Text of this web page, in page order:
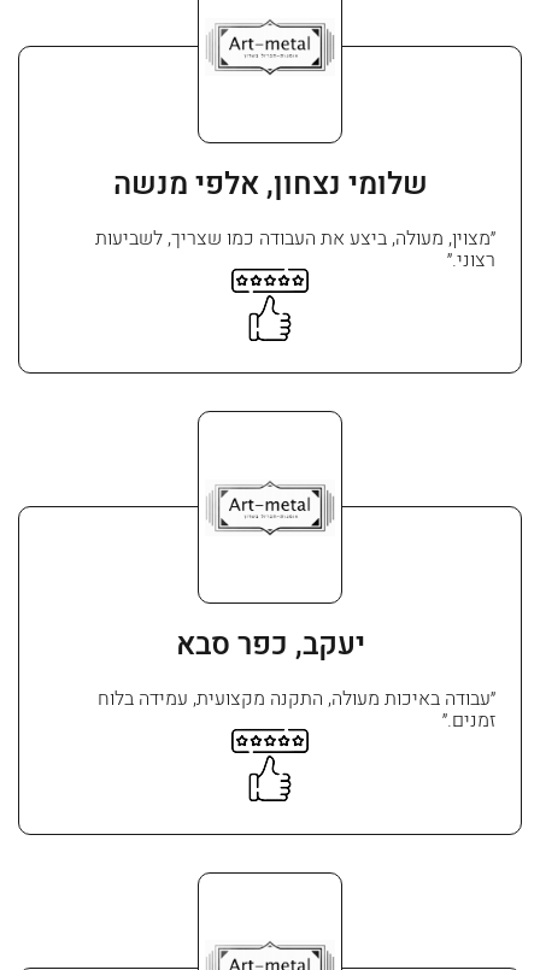
שלומי נצחון, אלפי מנשה
״מצוין, מעולה, ביצע את העבודה כמו שצריך, לשביעות
רצוני.״
יעקב, כפר סבא
״עבודה באיכות מעולה, התקנה מקצועית, עמידה בלוח
זמנים.״